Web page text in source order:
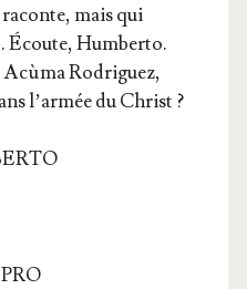
mais qui
Écoute, Hum­ber­to.
Rodri­guez,
l’ar­mée du Christ ?